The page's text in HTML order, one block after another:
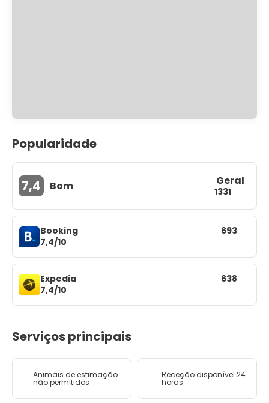
Popularidade
7,4 Bom Geral
1331
Booking
7,4/10
693
Expedia
7,4/10
638
Serviços principais
Animais de estimação
não permitidos
Receção disponível 24
horas